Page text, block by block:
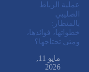
عملية الرباط
الصليبي
بالمنظار:
خطواتها، فوائدها،
ومتى تحتاجها؟
مايو 11,
2026